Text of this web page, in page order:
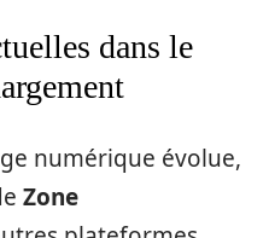
dans le
numérique évolue,
Zone